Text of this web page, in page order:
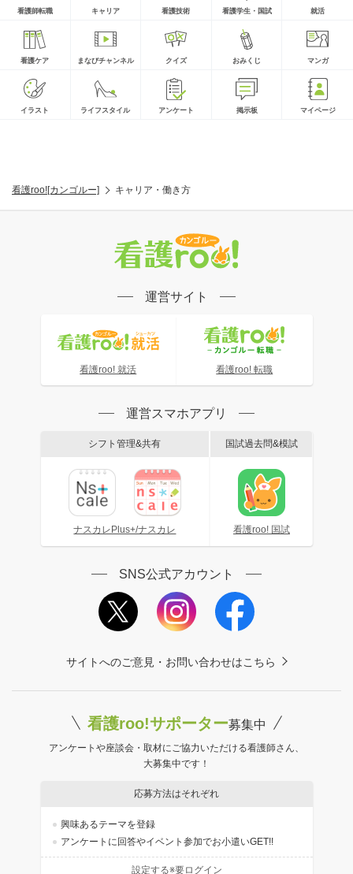
看護師転職 キャリア 看護技術 看護学生・国試 就活
看護ケア まなびチャンネル クイズ おみくじ マンガ
イラスト ライフスタイル アンケート 掲示板 マイページ
看護roo![カンゴルー] キャリア・働き方
運営サイト
看護roo! 就活 看護roo! 転職
運営スマホアプリ
シフト管理&共有
ナスカレPlus+/ナスカレ
国試過去問&模試
看護roo! 国試
SNS公式アカウント
サイトへのご意見・お問い合わせはこちら
看護roo!サポーター募集中
アンケートや座談会・取材にご協力いただける看護師さん、
大募集中です！
応募方法はそれぞれ
興味あるテーマを登録
アンケートに回答やイベント参加でお小遣いGET!!
設定する※要ログイン